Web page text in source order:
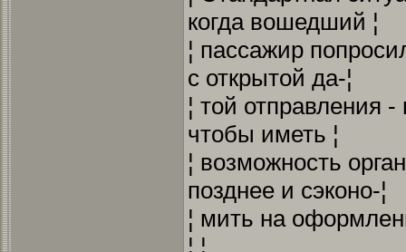
когда вошедший ¦
¦ пассажир
с открытой да-¦
¦ той отправления
чтобы иметь ¦
¦ возможность
позднее и сэконо-¦
¦ мить на
¦ ¦